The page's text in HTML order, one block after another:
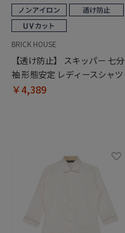
BRICK HOUSE
【透け防止】 スキッパー 七分
袖 形態安定 レディースシャツ
￥4,389